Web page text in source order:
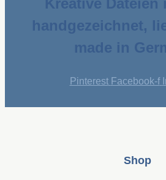
Kreative Dateien
handgezeichnet,
made in
Pinterest Facebook-f
Shop